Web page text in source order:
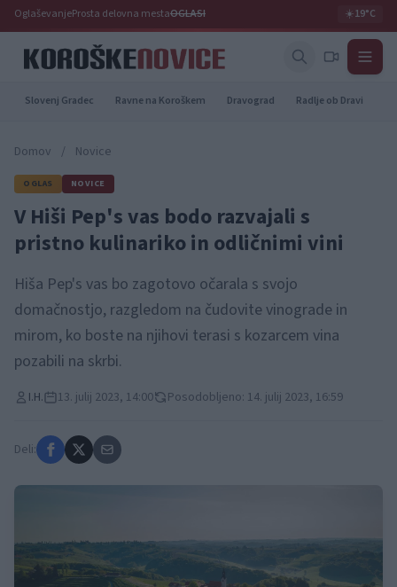
OglaševanjeProsta delovna mestaOGLASI ☀️19°C
Slovenj Gradec Ravne na Koroškem Dravograd Radlje ob Dravi
Domov / Novice
OGLAS NOVICE
V Hiši Pep's vas bodo razvajali s
pristno kulinariko in odličnimi vini
Hiša Pep's vas bo zagotovo očarala s svojo
domačnostjo, razgledom na čudovite vinograde in
mirom, ko boste na njihovi terasi s kozarcem vina
pozabili na skrbi.
I.H. 13. julij 2023, 14:00 Posodobljeno: 14. julij 2023, 16:59
Deli: